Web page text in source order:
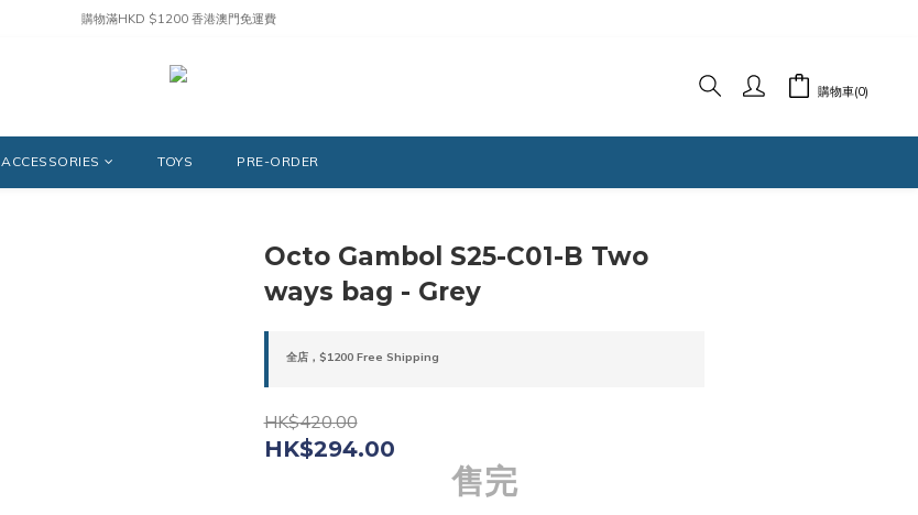
購物滿HKD $1200 香港澳門免運費
購物車(0)
ACCESSORIES TOYS PRE-ORDER
Octo Gambol S25-C01-B Two
ways bag - Grey
全店，$1200 Free Shipping
HK$420.00
HK$294.00
售完